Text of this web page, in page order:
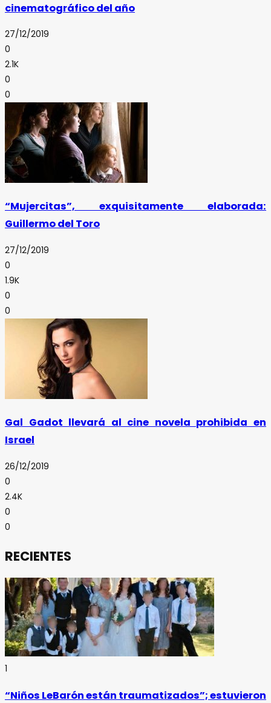
cinematográfico del año
27/12/2019
0
2.1K
0
0
“Mujercitas”, exquisitamente elaborada:
Guillermo del Toro
27/12/2019
0
1.9K
0
0
Gal Gadot llevará al cine novela prohibida en
Israel
26/12/2019
0
2.4K
0
0
RECIENTES
1
“Niños LeBarón están traumatizados”; estuvieron